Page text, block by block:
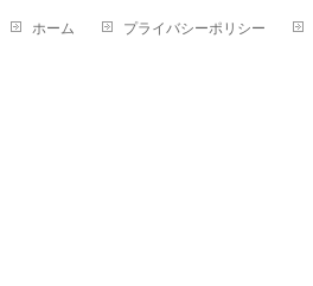
ホーム プライバシーポリシー